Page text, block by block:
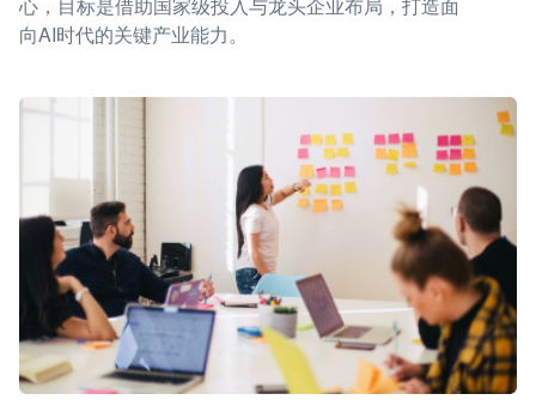
心，目标是借助国家级投入与龙头企业布局，打造面
向AI时代的关键产业能力。